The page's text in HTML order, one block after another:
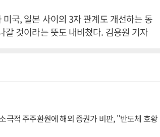
국, 일본 사이의 3자 관계도 개선하는 동
갈 것이라는 뜻도 내비쳤다. 김용원 기자
극적 주주환원에 해외 증권가 비판, "반도체 호황